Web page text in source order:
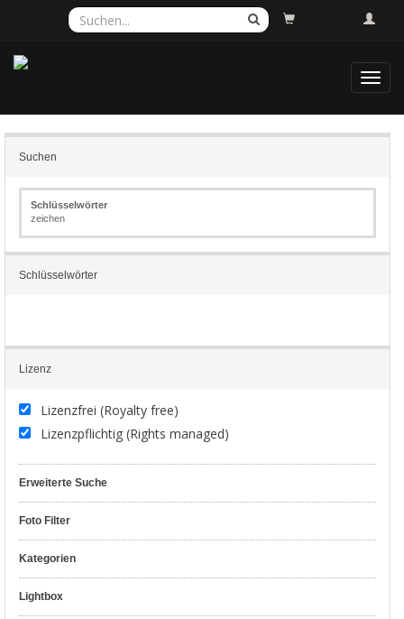
Suchen
Schlüsselwörter
zeichen
Schlüsselwörter
Lizenz
Lizenzfrei (Royalty free)
Lizenzpflichtig (Rights managed)
Erweiterte Suche
Foto Filter
Kategorien
Lightbox